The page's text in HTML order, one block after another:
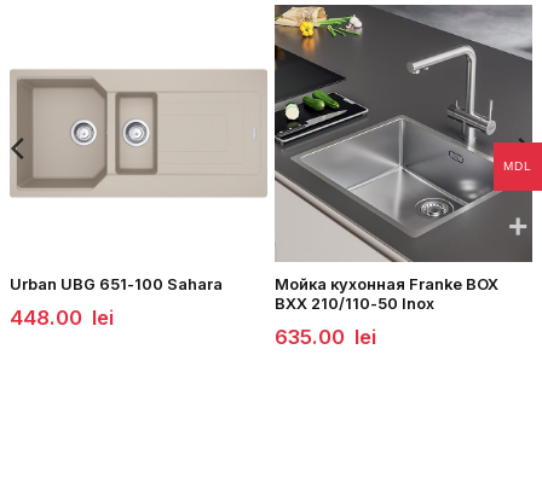
Urban UBG 651-100 Sahara
448.00 lei
Мойка кухонная Franke BOX
BXX 210/110-50 Inox
635.00 lei
MDL